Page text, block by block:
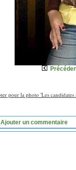
Ajouter un commentaire